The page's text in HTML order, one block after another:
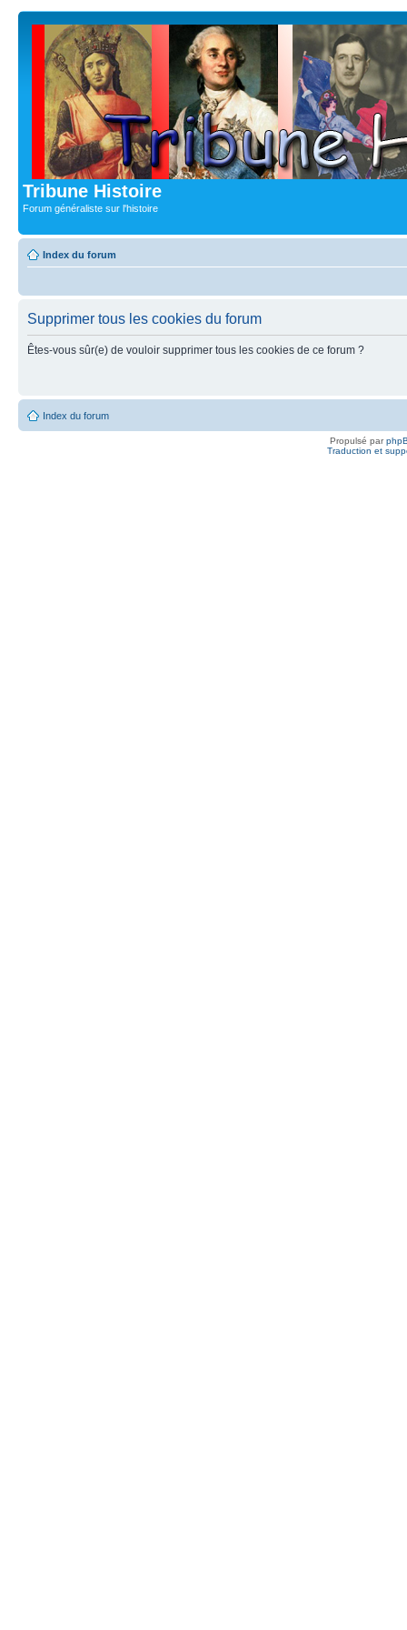
Tribune Histoire
Forum généraliste sur l'histoire
Index du forum
Supprimer tous les cookies du forum
Êtes-vous sûr(e) de vouloir supprimer tous les cookies de ce forum ?
Index du forum
Propulsé par
Traduction et